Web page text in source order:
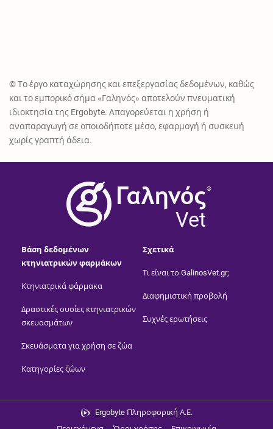
© Το έργο καταχώρησης και επεξεργασίας δεδομένων, καθώς
και το εμπορικό σήμα «Γαληνός» αποτελούν πνευματική
ιδιοκτησία της Ergobyte. Απαγορεύεται η χρήση ή
αναπαραγωγή σε οποιοδήποτε μέσο, εφαρμογή ή συσκευή
χωρίς γραπτή άδεια.
®
Vet
Βάση δεδομένων
κτηνιατρικών φαρμάκων
Κτηνιατρικά φάρμακα
Δραστικές ουσίες κτηνιατρικών
σκευασμάτων
Σκευάσματα για χρήση σε ζώα
Κατηγορίες ζώων
Σχετικά
Τι είναι το GalinosVet.gr;
Διαφημιστική προβολή
Συχνές ερωτήσεις
Ergobyte Πληροφορική Α.Ε.